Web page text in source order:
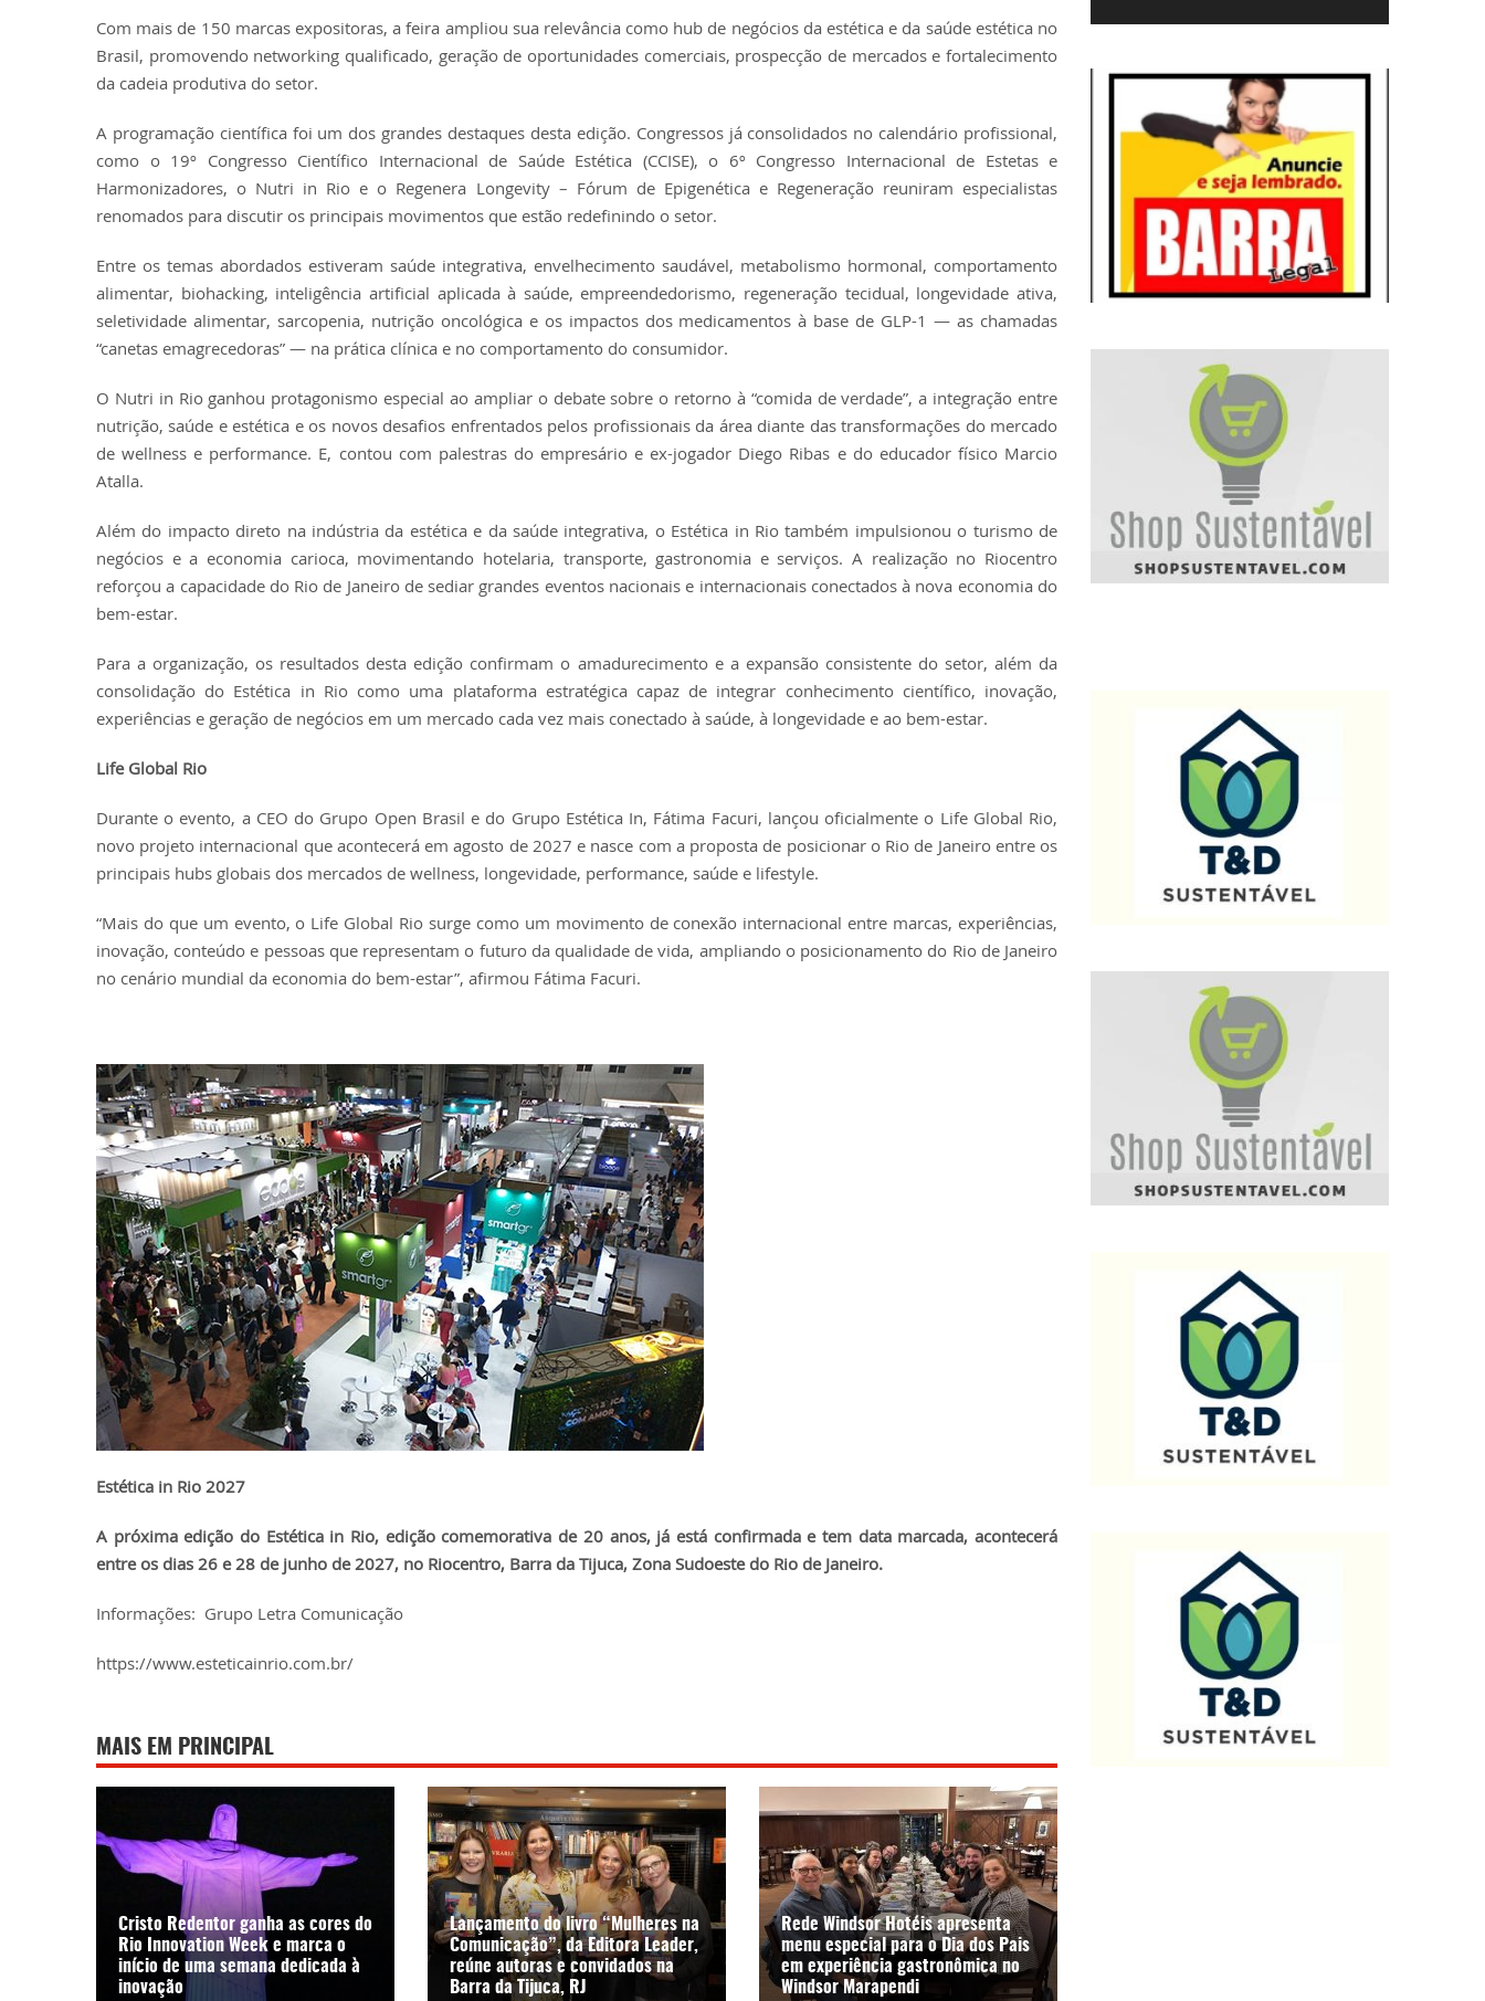
Com mais de 150 marcas expositoras, a feira ampliou sua relevância como hub de negócios da estética e da saúde estética no
Brasil, promovendo networking qualificado, geração de oportunidades comerciais, prospecção de mercados e fortalecimento
da cadeia produtiva do setor.
A programação científica foi um dos grandes destaques desta edição. Congressos já consolidados no calendário profissional,
como o 19º Congresso Científico Internacional de Saúde Estética (CCISE), o 6º Congresso Internacional de Estetas e
Harmonizadores, o Nutri in Rio e o Regenera Longevity – Fórum de Epigenética e Regeneração reuniram especialistas
renomados para discutir os principais movimentos que estão redefinindo o setor.
Entre os temas abordados estiveram saúde integrativa, envelhecimento saudável, metabolismo hormonal, comportamento
alimentar, biohacking, inteligência artificial aplicada à saúde, empreendedorismo, regeneração tecidual, longevidade ativa,
seletividade alimentar, sarcopenia, nutrição oncológica e os impactos dos medicamentos à base de GLP-1 — as chamadas
“canetas emagrecedoras” — na prática clínica e no comportamento do consumidor.
O Nutri in Rio ganhou protagonismo especial ao ampliar o debate sobre o retorno à “comida de verdade”, a integração entre
nutrição, saúde e estética e os novos desafios enfrentados pelos profissionais da área diante das transformações do mercado
de wellness e performance. E, contou com palestras do empresário e ex-jogador Diego Ribas e do educador físico Marcio
Atalla.
Além do impacto direto na indústria da estética e da saúde integrativa, o Estética in Rio também impulsionou o turismo de
negócios e a economia carioca, movimentando hotelaria, transporte, gastronomia e serviços. A realização no Riocentro
reforçou a capacidade do Rio de Janeiro de sediar grandes eventos nacionais e internacionais conectados à nova economia do
bem-estar.
Para a organização, os resultados desta edição confirmam o amadurecimento e a expansão consistente do setor, além da
consolidação do Estética in Rio como uma plataforma estratégica capaz de integrar conhecimento científico, inovação,
experiências e geração de negócios em um mercado cada vez mais conectado à saúde, à longevidade e ao bem-estar.
Life Global Rio
Durante o evento, a CEO do Grupo Open Brasil e do Grupo Estética In, Fátima Facuri, lançou oficialmente o Life Global Rio,
novo projeto internacional que acontecerá em agosto de 2027 e nasce com a proposta de posicionar o Rio de Janeiro entre os
principais hubs globais dos mercados de wellness, longevidade, performance, saúde e lifestyle.
“Mais do que um evento, o Life Global Rio surge como um movimento de conexão internacional entre marcas, experiências,
inovação, conteúdo e pessoas que representam o futuro da qualidade de vida, ampliando o posicionamento do Rio de Janeiro
no cenário mundial da economia do bem-estar”, afirmou Fátima Facuri.
Estética in Rio 2027
A próxima edição do Estética in Rio, edição comemorativa de 20 anos, já está confirmada e tem data marcada, acontecerá
entre os dias 26 e 28 de junho de 2027, no Riocentro, Barra da Tijuca, Zona Sudoeste do Rio de Janeiro.
Informações: Grupo Letra Comunicação
https://www.esteticainrio.com.br/
MAIS EM PRINCIPAL
Cristo Redentor ganha as cores do
Rio Innovation Week e marca o
início de uma semana dedicada à
inovação
Lançamento do livro “Mulheres na
Comunicação”, da Editora Leader,
reúne autoras e convidados na
Barra da Tijuca, RJ
Rede Windsor Hotéis apresenta
menu especial para o Dia dos Pais
em experiência gastronômica no
Windsor Marapendi